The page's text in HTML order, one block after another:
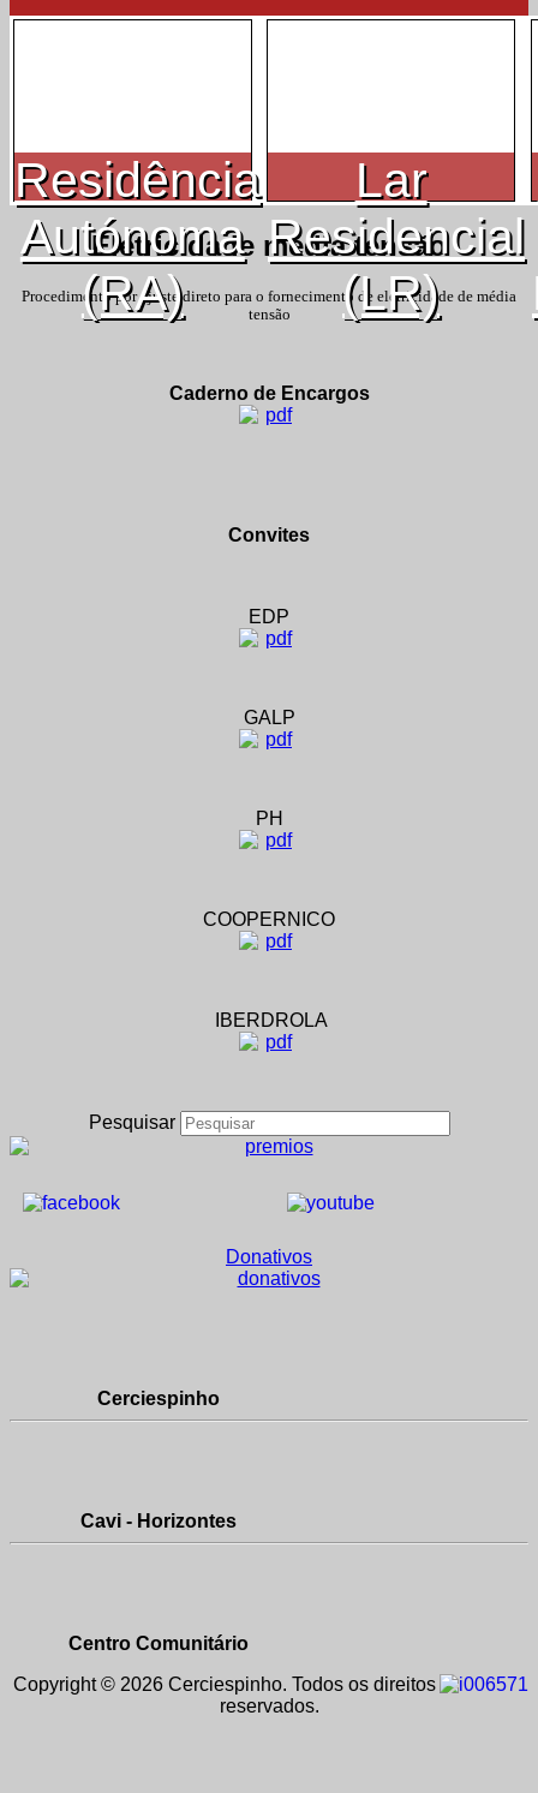
Residência
Autónoma
(RA)
Lar
Residencial
(LR)
Eletricidade média tensão
Procedimento por ajuste direto para o fornecimento de eletricidade de média
tensão
Caderno de Encargos
Convites
EDP
GALP
PH
COOPERNICO
IBERDROLA
Pesquisar
Donativos
Cerciespinho
Cavi - Horizontes
Centro Comunitário
Copyright © 2026 Cerciespinho. Todos os direitos
reservados.